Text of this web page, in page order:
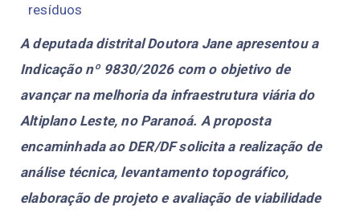
resíduos
A deputada distrital Doutora Jane apresentou a
Indicação nº 9830/2026 com o objetivo de
avançar na melhoria da infraestrutura viária do
Altiplano Leste, no Paranoá. A proposta
encaminhada ao DER/DF solicita a realização de
análise técnica, levantamento topográfico,
elaboração de projeto e avaliação de viabilidade